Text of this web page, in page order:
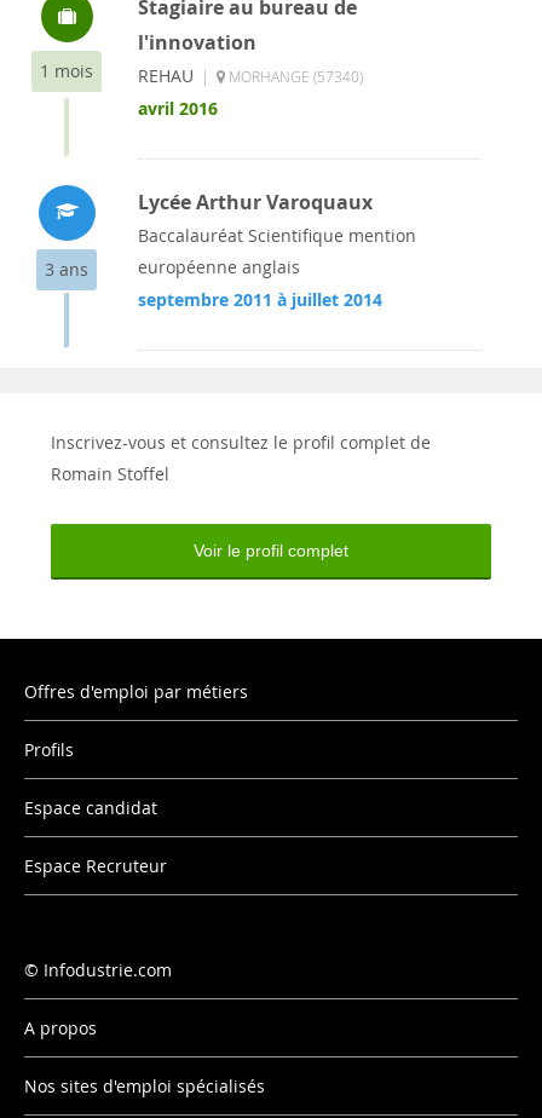
1 mois
Stagiaire au bureau de
l'innovation
REHAU | MORHANGE (57340)
avril 2016
3 ans
Lycée Arthur Varoquaux
Baccalauréat Scientifique mention
européenne anglais
septembre 2011 à juillet 2014
Inscrivez-vous et consultez le profil complet de
Romain Stoffel
Voir le profil complet
Offres d'emploi par métiers
Profils
Espace candidat
Espace Recruteur
Infodustrie.com
A propos
Nos sites d'emploi spécialisés